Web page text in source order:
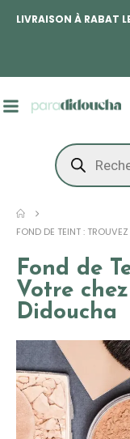
LIVRAISON À RABAT
FOND DE TEINT :
Fond de
Votre
Didoucha